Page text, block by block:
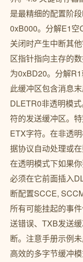
是最精细的配置阶
0xB000。分解E1空
关闭时产生中断其
区指针指向主存的
为0xBD20。分解
此缓冲区包含消息
DLETR0非透明模
符的发送缓冲区。
ETX字符。在非透
据协议自动处理或
在透明模式下如果
必须在它前面插入
断配置SCCE,
所有可能挂起的事
送错误、TXB发送
断。注意手册示例
高效的多字节缓冲